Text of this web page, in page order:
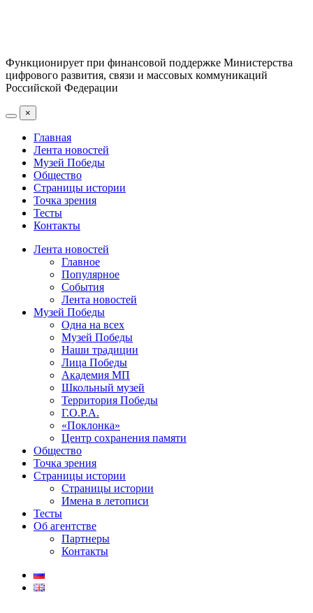
Функционирует при финансовой поддержке Министерства
цифрового развития, связи и массовых коммуникаций
Российской Федерации
×
Главная
Лента новостей
Музей Победы
Общество
Страницы истории
Точка зрения
Тесты
Контакты
Лента новостей
Главное
Популярное
События
Лента новостей
Музей Победы
Одна на всех
Музей Победы
Наши традиции
Лица Победы
Академия МП
Школьный музей
Территория Победы
Г.О.Р.А.
«Поклонка»
Центр сохранения памяти
Общество
Точка зрения
Страницы истории
Страницы истории
Имена в летописи
Тесты
Об агентстве
Партнеры
Контакты